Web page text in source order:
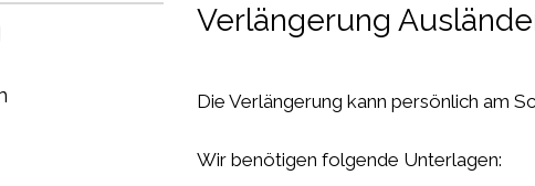
Verlängerung
Die Verlängerung kann persönlich am
Wir benötigen folgende Unterlagen: